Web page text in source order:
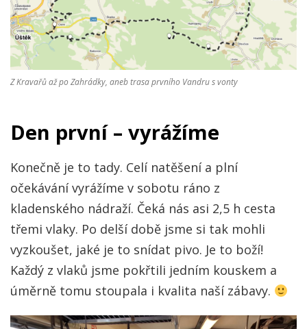
Z Kravařů až po Zahrádky, aneb trasa prvního Vandru s vonty
Den první – vyrážíme
Konečně je to tady. Celí natěšení a plní
očekávání vyrážíme v sobotu ráno z
kladenského nádraží. Čeká nás asi 2,5 h cesta
třemi vlaky. Po delší době jsme si tak mohli
vyzkoušet, jaké je to snídat pivo. Je to boží!
Každý z vlaků jsme pokřtili jedním kouskem a
úměrně tomu stoupala i kvalita naší zábavy.